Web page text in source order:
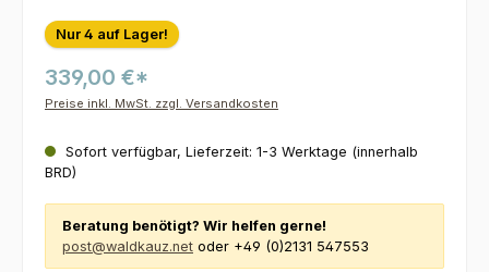
Nur 4 auf Lager!
339,00 €*
Preise inkl. MwSt. zzgl. Versandkosten
Sofort verfügbar, Lieferzeit: 1-3 Werktage (innerhalb
BRD)
Beratung benötigt? Wir helfen gerne!
post@waldkauz.net oder +49 (0)2131 547553